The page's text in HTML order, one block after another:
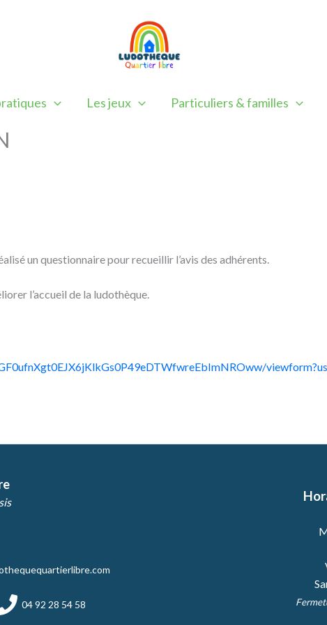
Les jeux Particuliers & familles
un questionnaire pour recueillir l’avis des adhérents.
l’accueil de la ludothèque.
04 92 28 54 58